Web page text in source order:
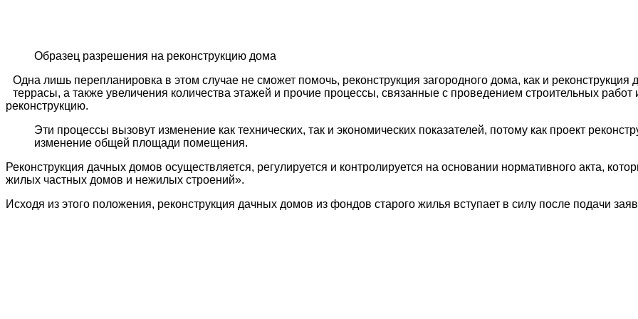
Образец разрешения на реконструкцию дома
Одна лишь перепланировка в этом случае не сможет помочь, реконструкция загородного дома, как и
террасы, а также увеличения количества этажей и прочие процессы, связанные с проведением строительных
реконструкцию.
Эти процессы вызовут изменение как технических, так и экономических показателей, потому как проект
изменение общей площади помещения.
Реконструкция дачных домов осуществляется, регулируется и контролируется на основании нормативного акта,
жилых частных домов и нежилых строений».
Исходя из этого положения, реконструкция дачных домов из фондов старого жилья вступает в силу после подачи